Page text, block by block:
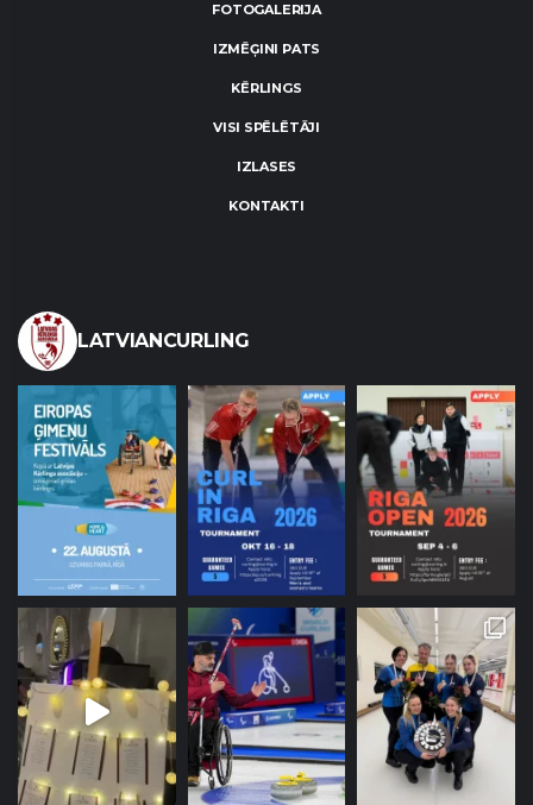
FOTOGALERIJA
IZMĒĢINI PATS
KĒRLINGS
VISI SPĒLĒTĀJI
IZLASES
KONTAKTI
LATVIANCURLING